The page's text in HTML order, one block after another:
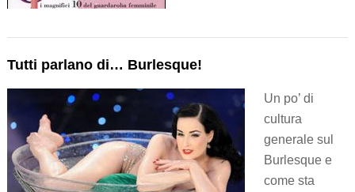
Tutti parlano di… Burlesque!
Un po’ di
cultura
generale sul
Burlesque e
come sta